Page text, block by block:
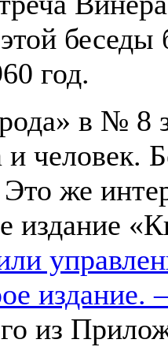
год.
в № 8
и человек.
же
издание
издание.
из